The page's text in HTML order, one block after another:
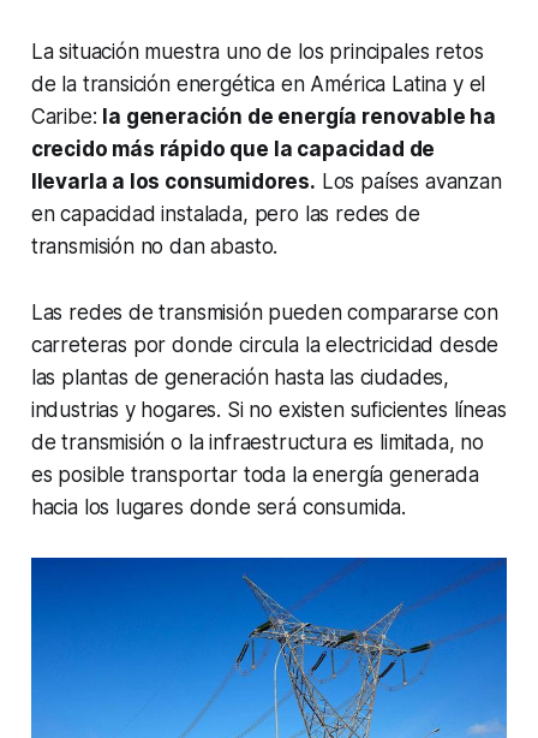
La situación muestra uno de los principales retos
de la transición energética en América Latina y el
Caribe: la generación de energía renovable ha
crecido más rápido que la capacidad de
llevarla a los consumidores. Los países avanzan
en capacidad instalada, pero las redes de
transmisión no dan abasto.
Las redes de transmisión pueden compararse con
carreteras por donde circula la electricidad desde
las plantas de generación hasta las ciudades,
industrias y hogares. Si no existen suficientes líneas
de transmisión o la infraestructura es limitada, no
es posible transportar toda la energía generada
hacia los lugares donde será consumida.